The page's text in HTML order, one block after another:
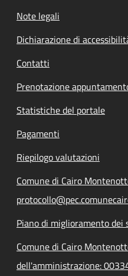
Note legali
Dichiarazione di
Contatti
Prenotazione
Statistiche del portale
Pagamenti
Riepilogo valutazioni
Comune di Cairo
Piano di miglioramento dei
Comune di Cairo
dell'amministrazione: